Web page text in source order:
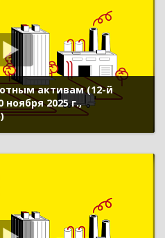
активам (12-й
ноября 2025 г.,